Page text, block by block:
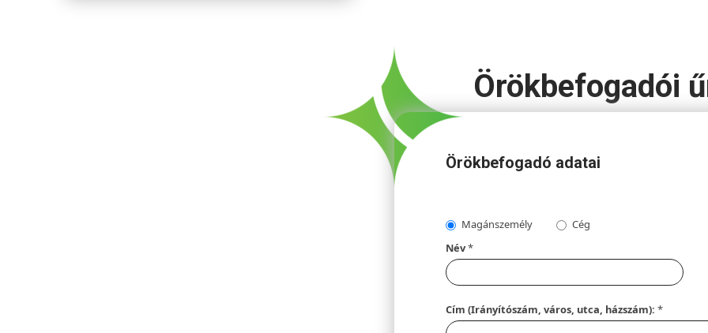
Örökbefogadói
Örökbefogadó adatai
Magánszemély
Cég
Név*
Cím (Irányítószám, város, utca, házszám):*